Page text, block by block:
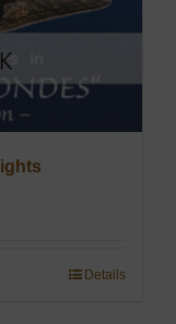
Details